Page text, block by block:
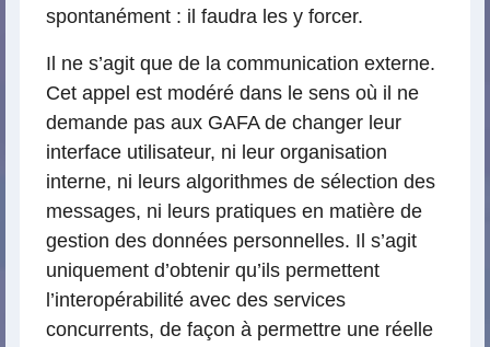
spontanément : il faudra les y forcer.
Il ne s’agit que de la communication externe.
Cet appel est modéré dans le sens où il ne
demande pas aux GAFA de changer leur
interface utilisateur, ni leur organisation
interne, ni leurs algorithmes de sélection des
messages, ni leurs pratiques en matière de
gestion des données personnelles. Il s’agit
uniquement d’obtenir qu’ils permettent
l’interopérabilité avec des services
concurrents, de façon à permettre une réelle